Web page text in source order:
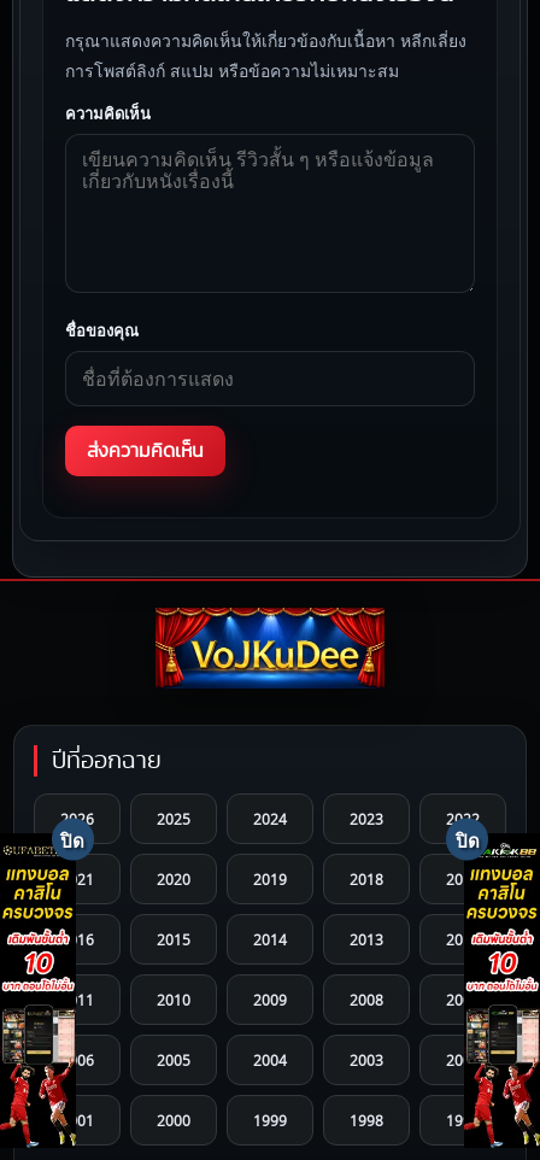
กรุณาแสดงความคิดเห็นให้เกี่ยวข้องกับเนื้อหา หลีกเลี่ยง
การโพสต์ลิงก์ สแปม หรือข้อความไม่เหมาะสม
ความคิดเห็น
ชื่อของคุณ
ปีที่ออกฉาย
2026 2025 2024 2023 2022
2021 2020 2019 2018 2017
2016 2015 2014 2013 2012
2011 2010 2009 2008 2007
2006 2005 2004 2003 2002
2001 2000 1999 1998 1997